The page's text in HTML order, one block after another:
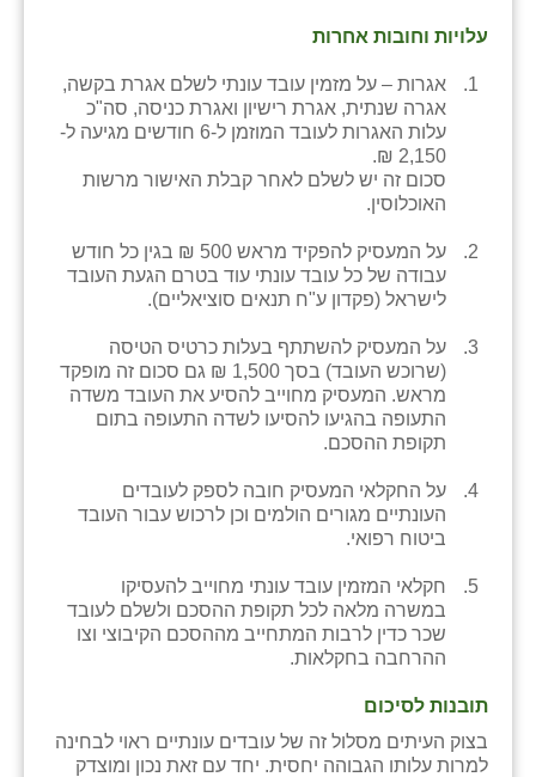
עלויות וחובות אחרות
אגרות – על מזמין עובד עונתי לשלם אגרת בקשה,
אגרה שנתית, אגרת רישיון ואגרת כניסה, סה"כ
עלות האגרות לעובד המוזמן ל-6 חודשים מגיעה ל-
2,150 ₪.
סכום זה יש לשלם לאחר קבלת האישור מרשות
האוכלוסין.
על המעסיק להפקיד מראש 500 ₪ בגין כל חודש
עבודה של כל עובד עונתי עוד בטרם הגעת העובד
לישראל (פקדון ע"ח תנאים סוציאליים).
על המעסיק להשתתף בעלות כרטיס הטיסה
(שרוכש העובד) בסך 1,500 ₪ גם סכום זה מופקד
מראש. המעסיק מחוייב להסיע את העובד משדה
התעופה בהגיעו להסיעו לשדה התעופה בתום
תקופת ההסכם.
על החקלאי המעסיק חובה לספק לעובדים
העונתיים מגורים הולמים וכן לרכוש עבור העובד
ביטוח רפואי.
חקלאי המזמין עובד עונתי מחוייב להעסיקו
במשרה מלאה לכל תקופת ההסכם ולשלם לעובד
שכר כדין לרבות המתחייב מההסכם הקיבוצי וצו
ההרחבה בחקלאות.
תובנות לסיכום
בצוק העיתים מסלול זה של עובדים עונתיים ראוי לבחינה
למרות עלותו הגבוהה יחסית. יחד עם זאת נכון ומוצדק
רימונים
רמות השבים
רמת הדר
שדה ורבורג
שדה צבי
שכניה
תלמי יוסף